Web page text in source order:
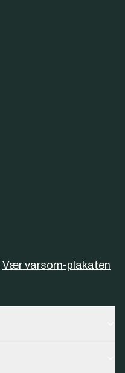
Vær varsom-plakaten